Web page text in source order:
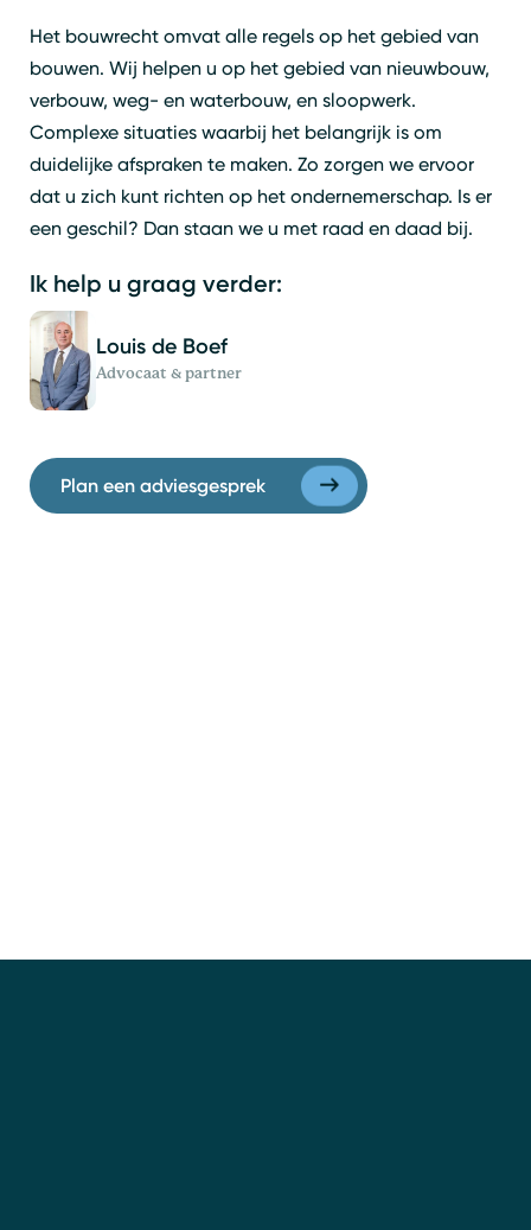
Het bouwrecht omvat alle regels op het gebied van
bouwen. Wij helpen u op het gebied van nieuwbouw,
verbouw, weg- en waterbouw, en sloopwerk.
Complexe situaties waarbij het belangrijk is om
duidelijke afspraken te maken. Zo zorgen we ervoor
dat u zich kunt richten op het ondernemerschap. Is er
een geschil? Dan staan we u met raad en daad bij.
Ik help u graag verder:
Louis de Boef
Advocaat & partner
Plan een adviesgesprek
Zoeken Sluiten